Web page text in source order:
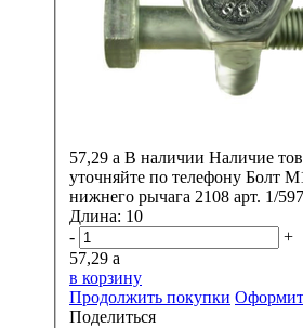
57,29 a В наличии Наличие
уточняйте по телефону Болт
нижнего рычага 2108
Длина: 10
-
+
57,29 a
в корзину
Продолжить покупки
Поделиться